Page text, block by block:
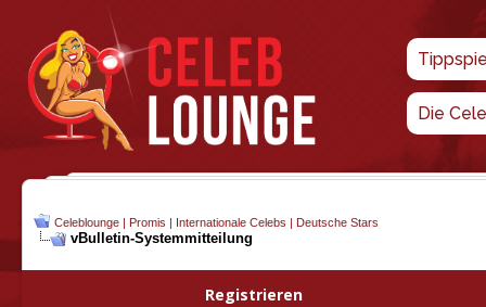
Die
Celeblounge | Promis | Internationale Celebs | Deutsche Stars
vBulletin-Systemmitteilung
Registrieren